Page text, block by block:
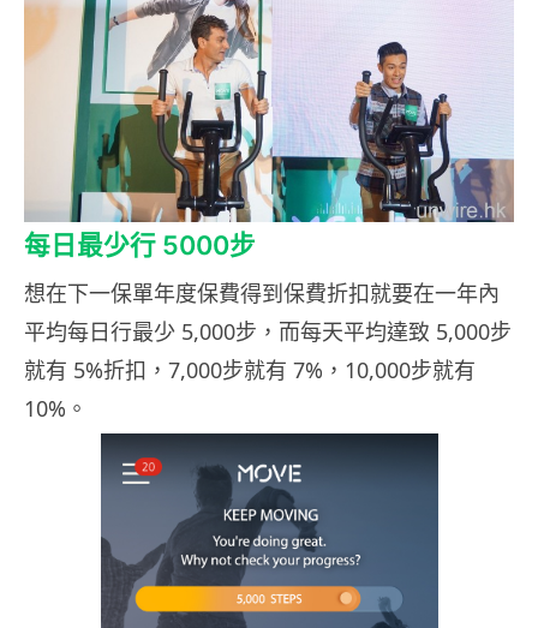
每日最少行 5000步
想在下一保單年度保費得到保費折扣就要在一年內
平均每日行最少 5,000步，而每天平均達致 5,000步
就有 5%折扣，7,000步就有 7%，10,000步就有
10%。